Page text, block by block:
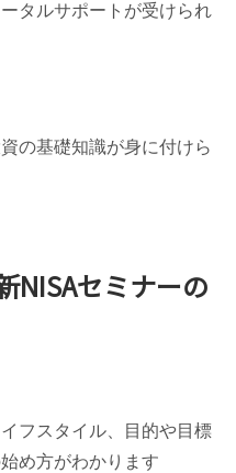
タルサポートが受けられ
の基礎知識が身に付けら
セミナーの
フスタイル、目的や目標
め方がわかります